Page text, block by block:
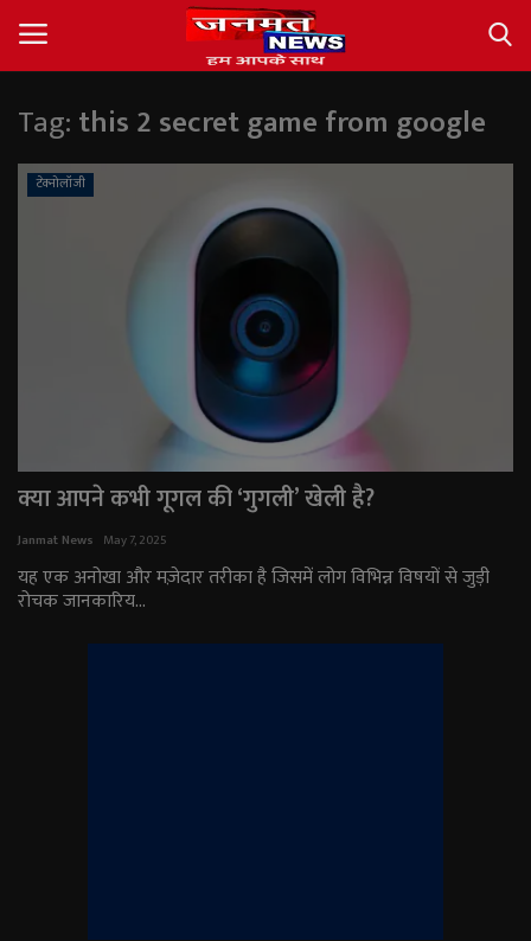
Login Register
खेल
राजनीति
Tag:this 2 secret game from google
टेक्नोलॉजी
क्या आपने कभी गूगल की ‘गुगली’ खेली है?
Janmat News May 7, 2025
यह एक अनोखा और मज़ेदार तरीका है जिसमें लोग विभिन्न विषयों से जुड़ी
रोचक जानकारिय...